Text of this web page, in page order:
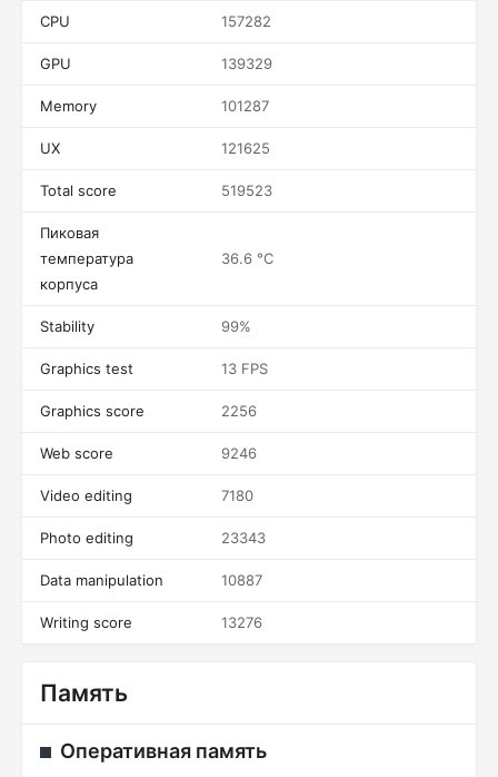
CPU 157282
GPU 139329
Memory 101287
UX 121625
Total score 519523
Пиковая
температура
корпуса
36.6 °C
Stability 99%
Graphics test 13 FPS
Graphics score 2256
Web score 9246
Video editing 7180
Photo editing 23343
Data manipulation 10887
Writing score 13276
Память
Оперативная память